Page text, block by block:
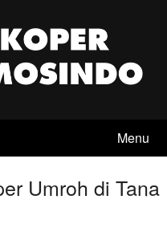
Menu
Umroh di Tana